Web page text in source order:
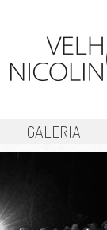
GALERIA